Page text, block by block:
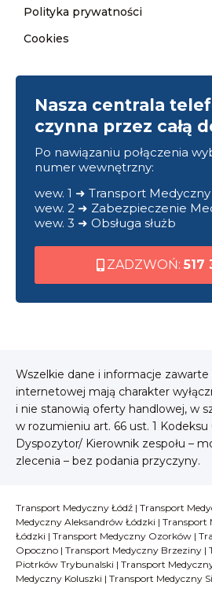
Polityka prywatności
Cookies
Nasza centrala
czynna przez całą
Po nawiązaniu połączenia
numer wewnętrzny:
wew. 1 ➜ Transport Medyczny
wew. 2 ➜ Zabezpieczenie
wew. 3 ➜ Obsługa służb
ZADZWOŃ: 517
Wszelkie dane i informacje
internetowej mają charakter
i nie stanowią oferty handlowej, w
w rozumieniu art. 66 ust. 1 Kodeksu
Dyspozytor/ Kierownik zespołu –
zlecenia – bez podania przyczyny.
Transport Medyczny Łódź | Transport
Medyczny Aleksandrów Łódzki | Transport
Łódzki | Transport Medyczny Ozorków |
Opoczno | Transport Medyczny Brzeziny |
Piotrków Trybunalski | Transport
Medyczny Koluszki | Transport Medyczny